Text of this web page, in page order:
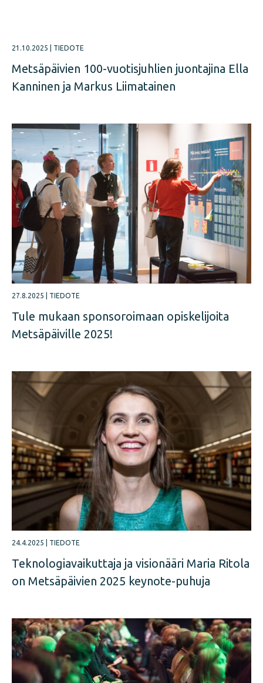
21.10.2025 TIEDOTE
Metsäpäivien 100-vuotisjuhlien juontajina Ella
Kanninen ja Markus Liimatainen
27.8.2025 TIEDOTE
Tule mukaan sponsoroimaan opiskelijoita
Metsäpäiville 2025!
24.4.2025 TIEDOTE
Teknologiavaikuttaja ja visionääri Maria Ritola
on Metsäpäivien 2025 keynote-puhuja